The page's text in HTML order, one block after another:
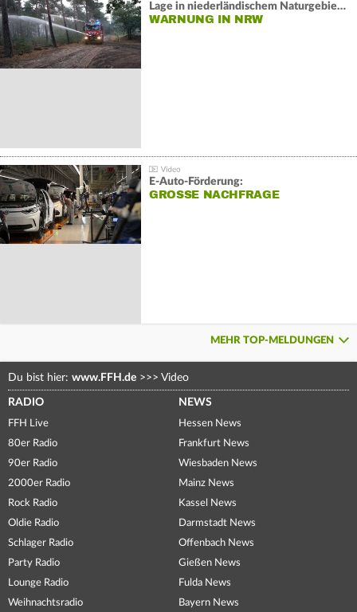
Lage in niederländischem Naturgebiet stabil
WARNUNG IN NRW
E-Auto-Förderung:
GROSSE NACHFRAGE
MEHR TOP-MELDUNGEN
Du bist hier: www.FFH.de >>> Video
RADIO
FFH Live
80er Radio
90er Radio
2000er Radio
Rock Radio
Oldie Radio
Schlager Radio
Party Radio
Lounge Radio
Weihnachtsradio
NEWS
Hessen News
Frankfurt News
Wiesbaden News
Mainz News
Kassel News
Darmstadt News
Offenbach News
Gießen News
Fulda News
Bayern News